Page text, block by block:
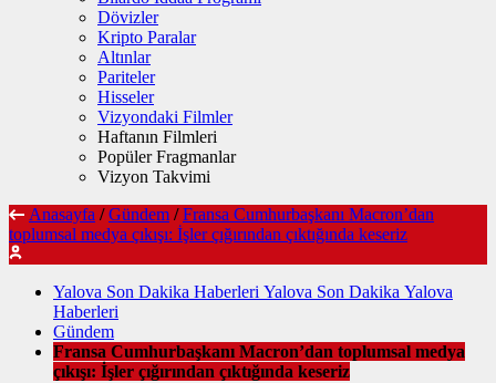
Dövizler
Kripto Paralar
Altınlar
Pariteler
Hisseler
Vizyondaki Filmler
Haftanın Filmleri
Popüler Fragmanlar
Vizyon Takvimi
Anasayfa / Gündem / Fransa Cumhurbaşkanı Macron’dan
toplumsal medya çıkışı: İşler çığırından çıktığında keseriz
Yalova Son Dakika Haberleri Yalova Son Dakika Yalova
Haberleri
Gündem
Fransa Cumhurbaşkanı Macron’dan toplumsal medya
çıkışı: İşler çığırından çıktığında keseriz